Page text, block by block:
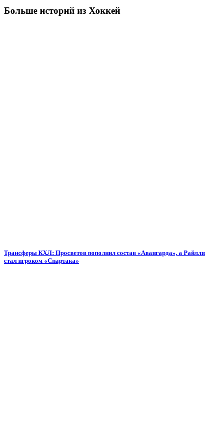
Больше историй из Хоккей
Трансферы КХЛ: Просветов пополнил состав «Авангарда», а Райлли
стал игроком «Спартака»